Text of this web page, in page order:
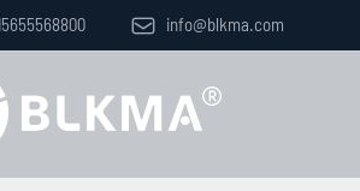
 info@blkma.com